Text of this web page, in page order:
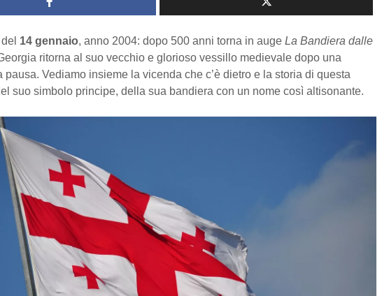
14 gennaio, anno 2004: dopo 500 anni torna in auge La Bandiera dalle
ritorna al suo vecchio e glorioso vessillo medievale dopo una
pausa. Vediamo insieme la vicenda che c’è dietro e la storia di questa
suo simbolo principe, della sua bandiera con un nome così altisonante.